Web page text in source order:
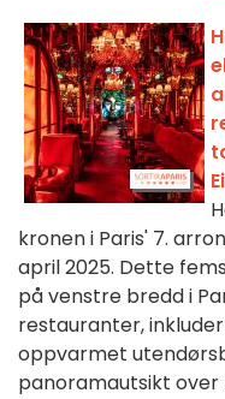
kronen i Paris' 7.
april 2025. Dette
på venstre bredd i
restauranter,
oppvarmet
panoramautsikt over